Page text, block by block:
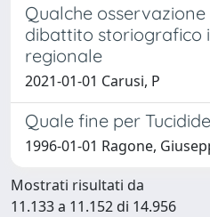
Qualche
dibattito storiografico
regionale
2021-01-01 Carusi, P
Quale fine per
1996-01-01 Ragone,
Mostrati risultati da
11.133 a 11.152 di 14.956